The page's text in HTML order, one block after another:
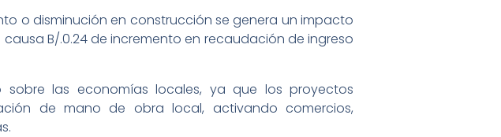
o disminución en construcción se genera un impacto
B/.0.24 de incremento en recaudación de ingreso
las economías locales, ya que los proyectos
de mano de obra local, activando comercios,